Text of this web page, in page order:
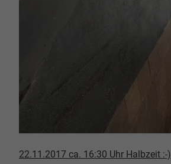
22.11.2017 ca. 16:30 Uhr Halbzeit :-)